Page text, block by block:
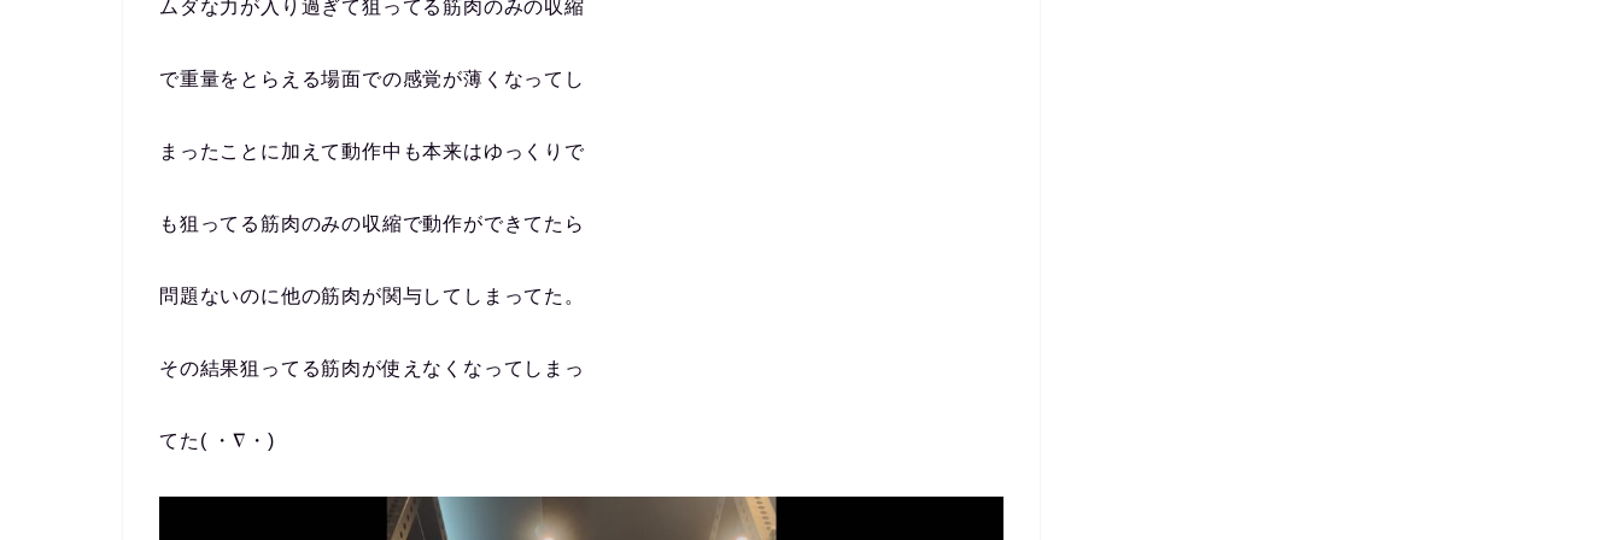
ムダな力が入り過ぎて狙ってる筋肉のみの収縮
で重量をとらえる場面での感覚が薄くなってし
まったことに加えて動作中も本来はゆっくりで
も狙ってる筋肉のみの収縮で動作ができてたら
問題ないのに他の筋肉が関与してしまってた。
その結果狙ってる筋肉が使えなくなってしまっ
てた( ・∇・)